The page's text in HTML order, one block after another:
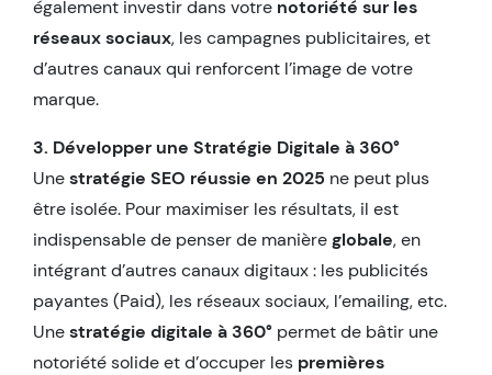
également investir dans votre notoriété sur les
réseaux sociaux, les campagnes publicitaires, et
d’autres canaux qui renforcent l’image de votre
marque.
3. Développer une Stratégie Digitale à 360°
Unestratégie SEO réussie en 2025 ne peut plus
être isolée. Pour maximiser les résultats, il est
indispensable de penser de manièreglobale, en
intégrant d’autres canaux digitaux : les publicités
payantes (Paid), les réseaux sociaux, l’emailing, etc.
Unestratégie digitale à 360° permet de bâtir une
notoriété solide et d’occuper les premières